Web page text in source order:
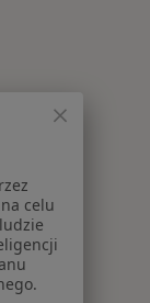
leczone
celu